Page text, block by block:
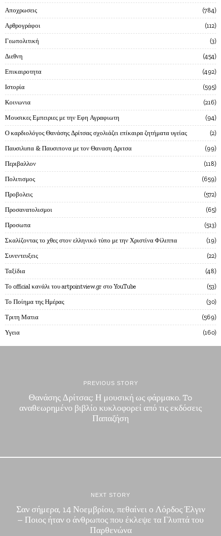
Αποχρωσεις 784
Αρθρογράφοι 112
Γεωπολιτική 3
Διεθνη 454
Επικαιροτητα 492
Ιστορία 595
Κοινωνια 216
Μουσικες Εμπειριες με την Εφη Αγραφιωτη 94
Ο καρδιολόγος Θανάσης Δρίτσας σχολιάζει επίκαιρα ζητήματα υγείας 2
Παυσιλυπα & Παυσιπονα με τον Θαναση Δριτσα 99
Περιβαλλον 118
Πολιτισμος 659
Προβολεις 572
Προσανατολισμοι 65
Προσωπα 513
Σκαλίζοντας το χθες στον ελληνικό τύπο με την Χριστίνα Φίλιππα 19
Συνεντευξεις 22
Ταξίδια 48
Το official κανάλι του artpointview.gr στο YouTube 53
Το Ποίημα της Ημέρας 30
Τριτη Ματια 569
Υγεια 160
PREVIOUS STORY
Θανάσης Δρίτσας: Η μουσική ως φάρμακο. To
αναθεωρημένο βιβλίο κυκλοφορεί από τις εκδόσεις
Παπαζήση
NEXT STORY
Σαν σήμερα, 14 Νοεμβρίου, πεθαίνει ο Λόρδος Έλγιν
– Ποιος ήταν ο άνθρωπος που έκλεψε τα Γλυπτά του
Παρθενώνα